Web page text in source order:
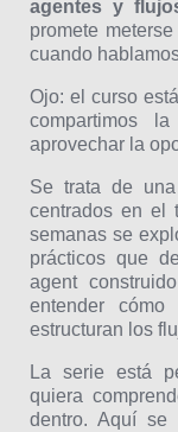
agentes y
promete
cuando
Ojo: el curso
compartimos
aprovechar la
Se trata de
centrados en el
semanas se
prácticos que
agent
entender
estructuran los
La serie está
quiera
dentro. Aquí